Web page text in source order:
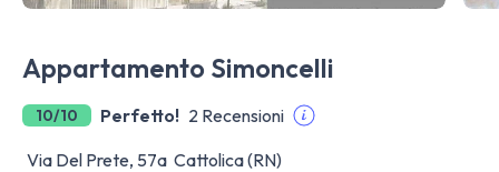
Appartamento Simoncelli
10/10 Perfetto! 2 Recensioni
Via Del Prete, 57a Cattolica (RN)